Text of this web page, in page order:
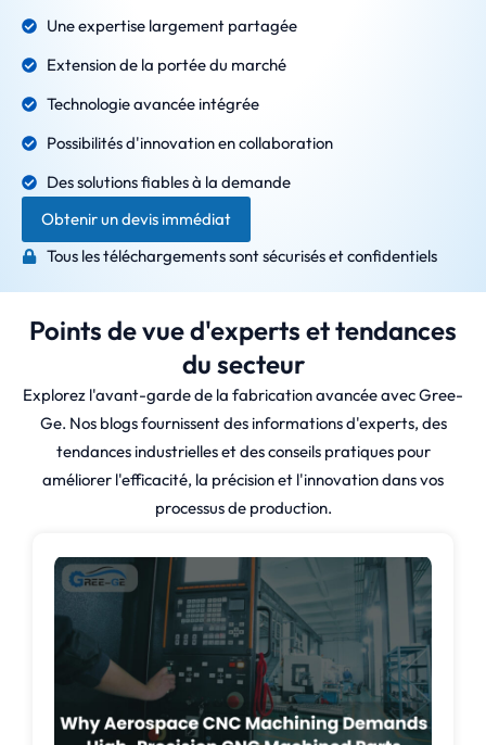
Une expertise largement partagée
Extension de la portée du marché
Technologie avancée intégrée
Possibilités d'innovation en collaboration
Des solutions fiables à la demande
Obtenir un devis immédiat
Tous les téléchargements sont sécurisés et confidentiels
Points de vue d'experts et tendances
du secteur
Explorez l'avant-garde de la fabrication avancée avec Gree-
Ge. Nos blogs fournissent des informations d'experts, des
tendances industrielles et des conseils pratiques pour
améliorer l'efficacité, la précision et l'innovation dans vos
processus de production.